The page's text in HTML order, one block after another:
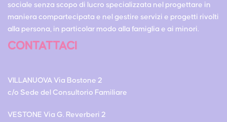
sociale senza scopo di lucro specializzata nel progettare in
maniera compartecipata e nel gestire servizi e progetti rivolti
alla persona, in particolar modo alla famiglia e ai minori.
CONTATTACI
VILLANUOVA Via Bostone 2
c/o Sede del Consultorio Familiare
VESTONE Via G. Reverberi 2